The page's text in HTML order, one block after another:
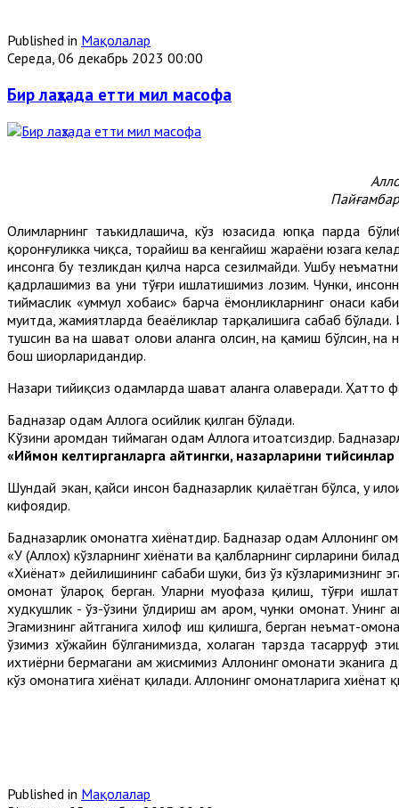
Published in Мақолалар
Середа, 06 декабрь 2023 00:00
Бир лаҳзада етти мил масофа
Олимларнинг таъкидлашича, кўз юзасида юпқа парда
қоронғуликка чиқса, торайиш ва кенгайиш жараёни юзага
инсонга бу тезликдан қилча нарса сезилмайди. Ушбу
қадрлашимиз ва уни тўғри ишлатишимиз лозим. Чунки,
тиймаслик «уммул хобаис» барча ёмонликларнинг онаси
муҳитда, жамиятларда беҳаёликлар тарқалишига сабаб
тушсин ва на шаҳват олови аланга олсин, на қамиш бўлсин,
бош шиорларидандир.
Назари тийиқсиз одамларда шаҳват аланга олаверади. Ҳатто
Бадназар одам Аллоҳга осийлик қилган бўлади.
Кўзини ҳаромдан тиймаган одам Аллоҳга итоатсиздир.
«Иймон келтирганларга айтингки, назарларини
Шундай экан, қайси инсон бадназарлик қилаётган бўлса, у
кифоядир.
Бадназарлик омонатга хиёнатдир. Бадназар одам Аллоҳнинг
«У (Аллох) кўзларнинг хиёнати ва қалбларнинг сирларини
«Хиёнат» дейилишининг сабаби шуки, биз ўз кўзларимизнинг
омонат ўлароқ берган. Уларни муҳофаза қилиш, тўғри
худкушлик - ўз-ўзини ўлдириш ҳам ҳаром, чунки омонат. Унинг
Эгамизнинг айтганига хилоф иш қилишга, берган неъмат-
ўзимиз хўжайин бўлганимизда, хоҳлаган тарзда тасарруф
ихтиёрни бермагани ҳам жисмимиз Аллоҳнинг омонати эканига
кўз омонатига хиёнат қилади. Аллоҳнинг омонатларига
Published in Мақолалар